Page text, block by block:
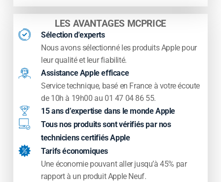
LES AVANTAGES MCPRICE
Sélection d'experts
Nous avons sélectionné les produits Apple pour
leur qualité et leur fiabilité.
Assistance Apple efficace
Service technique, basé en France à votre écoute
de 10h à 19h00 au 01 47 04 86 55.
15 ans d’expertise dans le monde Apple
Tous nos produits sont vérifiés par nos
techniciens certifiés Apple
Tarifs économiques
Une économie pouvant aller jusqu’à 45% par
rapport à un produit Apple Neuf.